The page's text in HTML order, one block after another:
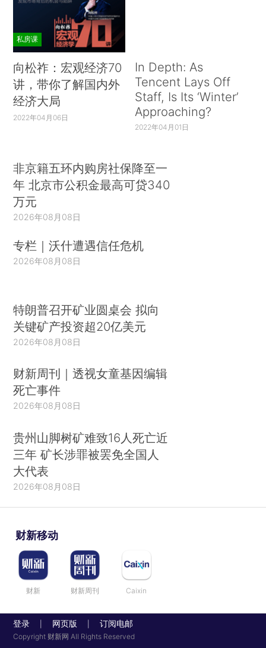
私房课
向松祚：宏观经济70
讲，带你了解国内外
经济大局
2022年04月06日
In Depth: As
Tencent Lays Off
Staff, Is Its ‘Winter’
Approaching?
2022年04月01日
非京籍五环内购房社保降至一
年 北京市公积金最高可贷340
万元
2026年08月08日
专栏｜沃什遭遇信任危机
2026年08月08日
特朗普召开矿业圆桌会 拟向
关键矿产投资超20亿美元
2026年08月08日
财新周刊｜透视女童基因编辑
死亡事件
2026年08月08日
贵州山脚树矿难致16人死亡近
三年 矿长涉罪被罢免全国人
大代表
2026年08月08日
财新移动
财新 财新周刊 Caixin
登录 网页版 订阅电邮
Copyright 财新网 All Rights Reserved